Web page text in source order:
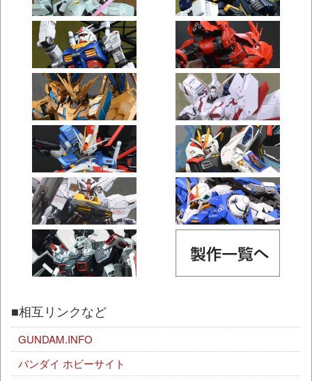
■相互リンクなど
GUNDAM.INFO
バンダイ ホビーサイト